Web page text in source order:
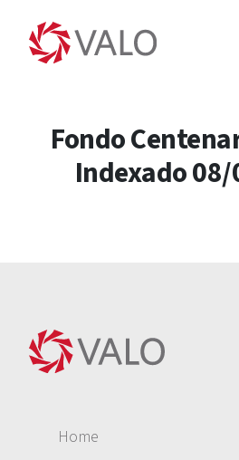
Fondo
Indexado
Home